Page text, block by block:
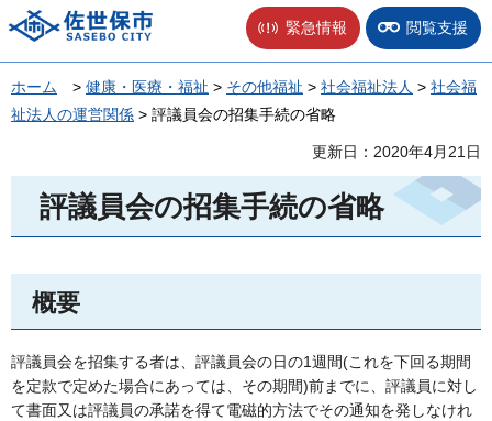
佐世保市 緊急情報 閲覧支援
ホーム > 健康・医療・福祉 > その他福祉 > 社会福祉法人 > 社会福
祉法人の運営関係 > 評議員会の招集手続の省略
更新日：2020年4月21日
評議員会の招集手続の省略
概要
評議員会を招集する者は、評議員会の日の1週間(これを下回る期間
を定款で定めた場合にあっては、その期間)前までに、評議員に対し
て書面又は評議員の承諾を得て電磁的方法でその通知を発しなけれ